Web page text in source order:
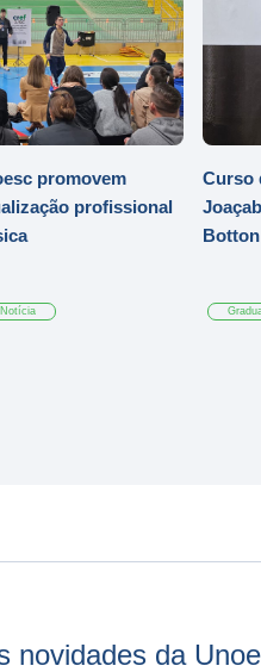
promovem
profissional
Notícia
Curso
Botton
novidades da